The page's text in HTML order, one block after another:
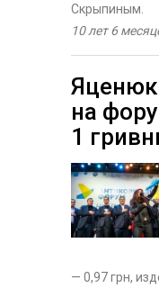
Скрыпиным.
10 лет 6
на
1
— 0,97 грн,